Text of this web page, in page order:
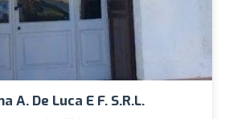
A. De Luca E F. S.r.l.